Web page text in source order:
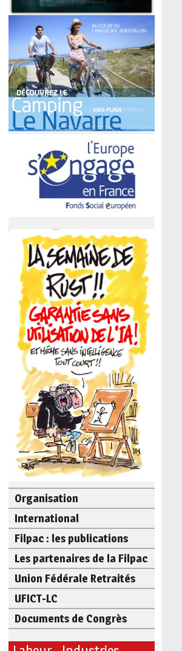
Organisation
International
Filpac : les publications
Les partenaires de la Filpac
Union Fédérale Retraités
UFICT-LC
Documents de Congrès